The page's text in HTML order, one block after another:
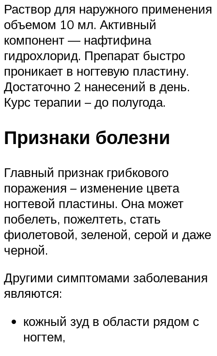
Раствор для наружного применения
объемом 10 мл. Активный
компонент — нафтифина
гидрохлорид. Препарат быстро
проникает в ногтевую пластину.
Достаточно 2 нанесений в день.
Курс терапии – до полугода.
Признаки болезни
Главный признак грибкового
поражения – изменение цвета
ногтевой пластины. Она может
побелеть, пожелтеть, стать
фиолетовой, зеленой, серой и даже
черной.
Другими симптомами заболевания
являются:
кожный зуд в области рядом с
ногтем,